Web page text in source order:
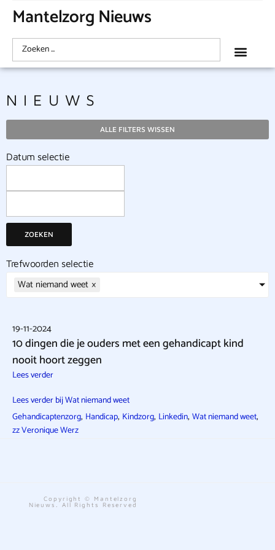
Mantelzorg Nieuws
NIEUWS
ALLE FILTERS WISSEN
Datum selectie
ZOEKEN
Trefwoorden selectie
Wat niemand weet ×
19-11-2024
10 dingen die je ouders met een gehandicapt kind
nooit hoort zeggen
Lees verder
Lees verder bij Wat niemand weet
Gehandicaptenzorg, Handicap, Kindzorg, Linkedin, Wat niemand weet,
zz Veronique Werz
Copyright © Mantelzorg
Nieuws. All Rights Reserved